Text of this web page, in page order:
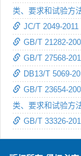
类、要求和试验方
JC/T 2049-
GB/T 21282-
GB/T 27568-
DB13/T 5069-
GB/T 23654-
类、要求和试验方
GB/T 33326-